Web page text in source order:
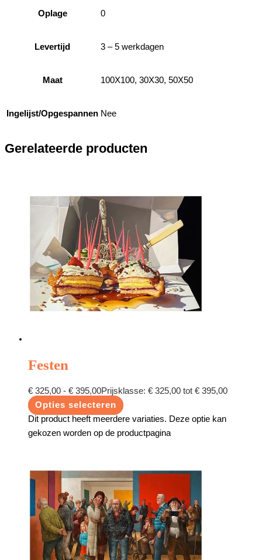
Oplage 0
Levertijd 3 – 5 werkdagen
Maat 100X100, 30X30, 50X50
Ingelijst/Opgespannen Nee
Gerelateerde producten
Festen
€ 325,00 - € 395,00Prijsklasse: € 325,00 tot € 395,00
Opties selecteren
Dit product heeft meerdere variaties. Deze optie kan
gekozen worden op de productpagina